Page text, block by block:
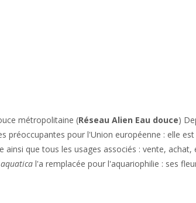
métropolitaine (Réseau Alien Eau douce)
préoccupantes pour l'Union européenne : elle
que tous les usages associés : vente, achat,
l'a remplacée pour l'aquariophilie : ses